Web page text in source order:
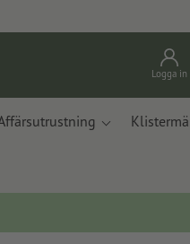
Logga in